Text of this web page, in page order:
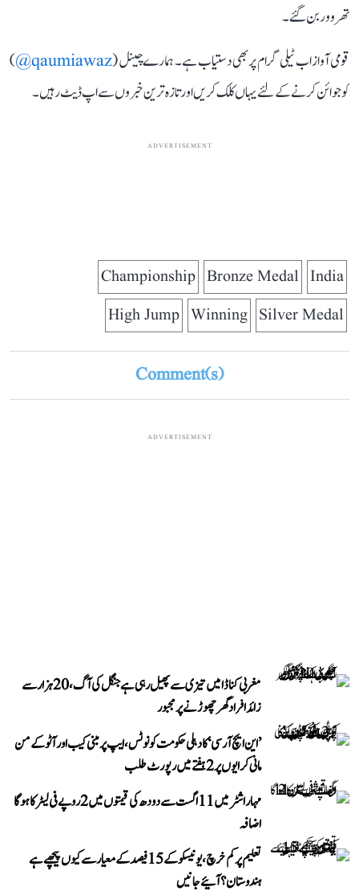
تھروور بن گئے۔
قومی آواز اب ٹیلی گرام پر بھی دستیاب ہے۔ ہمارے چینل (qaumiawaz@
)
کو جوائن کرنے کے لئے یہاں کلک کریں اور تازہ ترین خبروں سے اپ ڈیٹ رہیں۔
ADVERTISEMENT
India
Bronze Medal
Championship
Silver Medal
Winning
High Jump
Comment(s)
ADVERTISEMENT
مغربی کناڈا میں تیزی سے پھیل رہی ہے جنگل کی آگ، 20 ہزار سے
زائد افراد گھر چھوڑنے پر مجبور
’این ایچ آر سی‘ کا دہلی حکومت کو نوٹس، ایپ پر مبنی کیب اور آٹو کے من
مانی کرایوں پر 2 ہفتے میں رپورٹ طلب
مہاراشٹر میں 11 اگست سے دودھ کی قیمتوں میں 2 روپے فی لیٹر کا ہوگا
اضافہ
تعلیم پر کم خرچ، یونیسکو کے 15 فیصد کے معیار سے کیوں پیچھے ہے
ہندوستان؟ آئیے جانیں